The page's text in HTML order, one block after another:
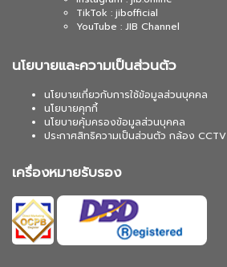
TikTok : jibofficial
YouTube : JIB Channel
นโยบายและความเป็นส่วนตัว
นโยบายเกี่ยวกับการใช้ข้อมูลส่วนบุคคล
นโยบายคุกกี้
นโยบายคุ้มครองข้อมูลส่วนบุคคล
ประกาศสิทธิความเป็นส่วนตัว กล้อง CCTV
เครื่องหมายรับรอง